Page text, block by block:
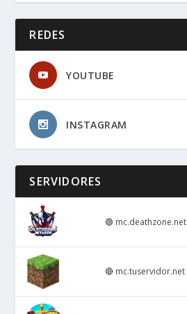
REDES
YOUTUBE
INSTAGRAM
SERVIDORES
🟢 mc.deathzone.net
🔴 mc.tuservidor.net